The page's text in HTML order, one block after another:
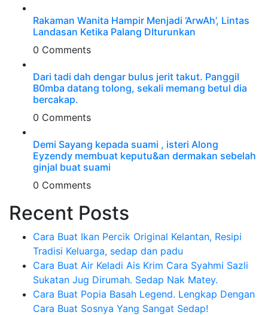
Rakaman Wanita Hampir Menjadi ‘ArwAh’, Lintas
Landasan Ketika Palang DIturunkan
0 Comments
Dari tadi dah dengar bulus jerit takut. Panggil
B0mba datang tolong, sekali memang betul dia
bercakap.
0 Comments
Demi Sayang kepada suami , isteri Along
Eyzendy membuat keputu&an dermakan sebelah
ginjal buat suami
0 Comments
Recent Posts
Cara Buat Ikan Percik Original Kelantan, Resipi
Tradisi Keluarga, sedap dan padu
Cara Buat Air Keladi Ais Krim Cara Syahmi Sazli
Sukatan Jug Dirumah. Sedap Nak Matey.
Cara Buat Popia Basah Legend. Lengkap Dengan
Cara Buat Sosnya Yang Sangat Sedap!